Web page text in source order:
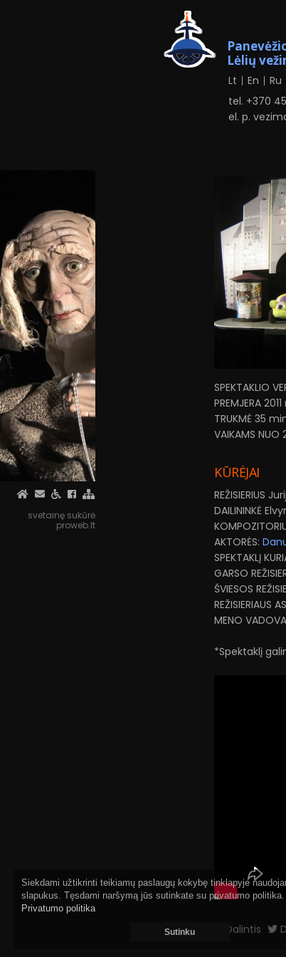
Siekdami užtikrinti teikiamų paslaugų kokybę tinklapyje
slapukus. Tęsdami naršymą jūs sutinkate su privatumo politika.
Privatumo politika
Sutinku
Lėlių
Lt En
Ru
tel. +370 4
el. p.
svetainę sukūrė
proweb.lt
SPEKTAKLIO
PREMJERA
TRUKMĖ 35
VAIKAMS NUO
KŪRĖJAI
REŽISIERIUS
DAILININKĖ
AKTORĖS:
SPEKTAKLĮ
GARSO
ŠVIESOS
REŽISIERIAUS
MENO
*Spektaklį
Dalintis